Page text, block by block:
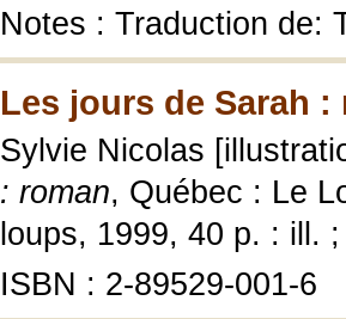
Notes : Traduction de:
Les jours de Sarah :
Sylvie Nicolas
: roman, Québec : Le
loups, 1999, 40 p. : ill.
ISBN : 2-89529-001-6